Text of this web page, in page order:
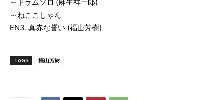
～ ドラムソロ (麻生祥一郎)
～ ねここしゃん
EN3. 真赤な誓い (福山芳樹)
TAGS 福山芳樹